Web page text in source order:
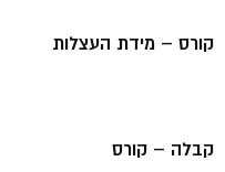
קורס – מידת העצלות
קבלה – קורס